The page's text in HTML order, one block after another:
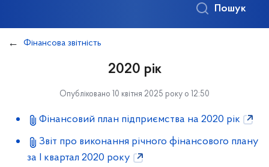
Пошук
Фінансова звітність
2020 рік
Опубліковано 10 квітня 2025 року о 12:50
Фінансовий план підприємства на 2020 рік
Звіт про виконання річного фінансового плану
за І квартал 2020 року